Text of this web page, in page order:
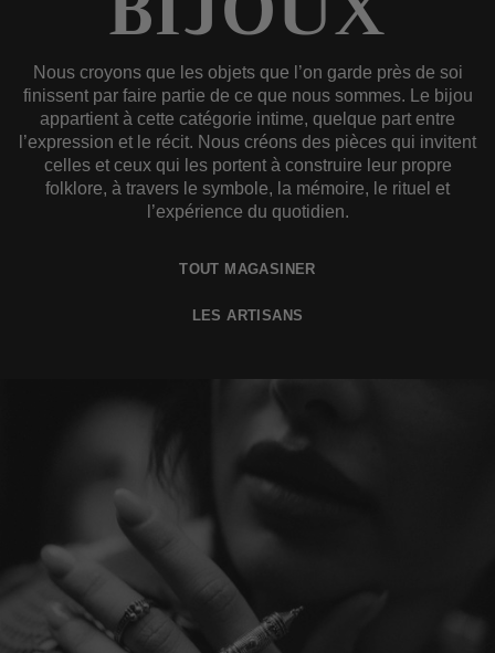
Nous croyons que les objets que l’on garde près de soi
finissent par faire partie de ce que nous sommes. Le bijou
appartient à cette catégorie intime, quelque part entre
l’expression et le récit. Nous créons des pièces qui invitent
celles et ceux qui les portent à construire leur propre
folklore, à travers le symbole, la mémoire, le rituel et
l’expérience du quotidien.
TOUT MAGASINER
LES ARTISANS